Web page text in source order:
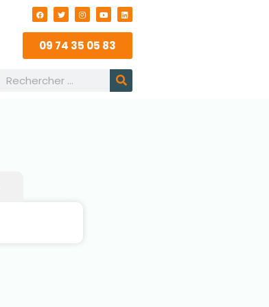
09 74 35 05 83